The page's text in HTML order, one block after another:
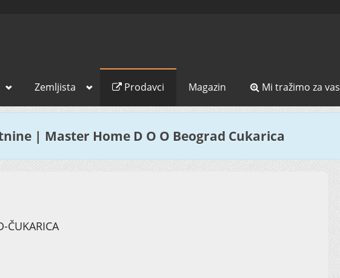
Zemljista Prodavci Magazin Mi tražimo za vas
| Master Home D O O Beograd Cukarica
ČUKARICA